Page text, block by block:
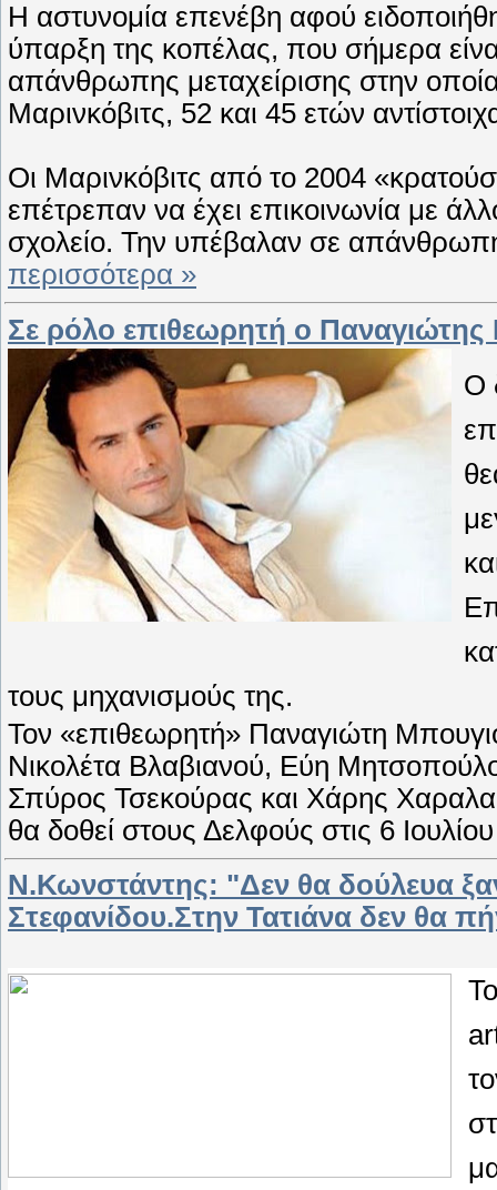
Η αστυνομία επενέβη αφού
ύπαρξη της κοπέλας, που σήμερα
απάνθρωπης μεταχείρισης στην
Μαρινκόβιτς, 52 και 45 ετών
Οι Μαρινκόβιτς από το 2004
επέτρεπαν να έχει επικοινωνία με
σχολείο. Την υπέβαλαν σε
περισσότερα »
Σε ρόλο επιθεωρητή o
Ο
τους μηχανισμούς της.
Τον «επιθεωρητή» Παναγιώτη
Νικολέτα Βλαβιανού, Εύη
Σπύρος Τσεκούρας και Χάρης
θα δοθεί στους Δελφούς στις 6
Ν.Κωνστάντης: "Δεν θα δούλευα
Στεφανίδου.Στην Τατιάνα δεν θα